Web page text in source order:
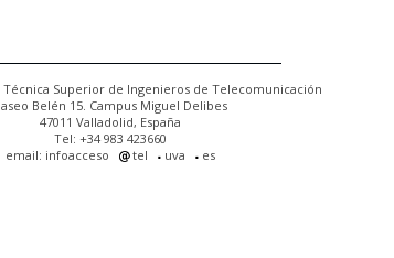
Técnica Superior de Ingenieros de Telecomunicación
Belén 15. Campus Miguel Delibes
47011 Valladolid, España
Tel: +34 983 423660
email: infoacceso
tel uva es